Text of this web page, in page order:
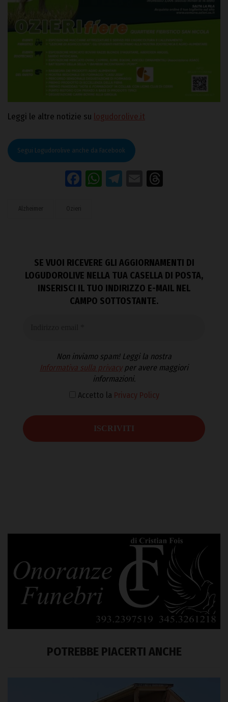
Leggi le altre notizie su logudorolive.it
Segui Logudorolive anche da Facebook
Facebook
WhatsApp
Telegram
Email
Alzheimer Ozieri
SE VUOI RICEVERE GLI AGGIORNAMENTI DI
LOGUDOROLIVE NELLA TUA CASELLA DI POSTA,
INSERISCI IL TUO INDIRIZZO E-MAIL NEL
CAMPO SOTTOSTANTE.
Non inviamo spam! Leggi la nostra
Informativa sulla privacyper avere maggiori
informazioni.
Accetto la Privacy Policy
POTREBBE PIACERTI ANCHE